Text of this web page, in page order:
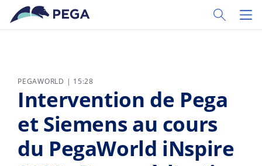
Passer directement au contenu principal
Toggle
PEGAWORLD | 15:28
Intervention de Pega
et Siemens au cours
du PegaWorld iNspire